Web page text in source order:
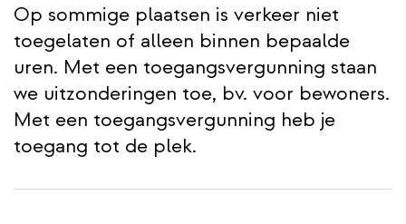
Op sommige plaatsen is verkeer niet
toegelaten of alleen binnen bepaalde
uren. Met een toegangsvergunning staan
we uitzonderingen toe, bv. voor bewoners.
Met een toegangsvergunning heb je
toegang tot de plek.